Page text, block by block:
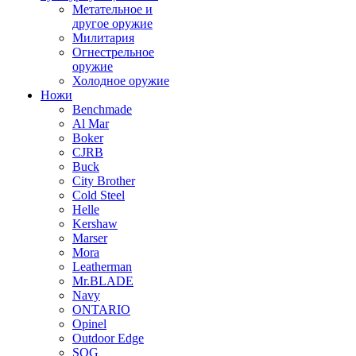
Метательное и
другое оружие
Милитария
Огнестрельное
оружие
Холодное оружие
Ножи
Benchmade
Al Mar
Boker
CJRB
Buck
City Brother
Cold Steel
Helle
Kershaw
Marser
Mora
Leatherman
Mr.BLADE
Navy
ONTARIO
Opinel
Outdoor Edge
SOG